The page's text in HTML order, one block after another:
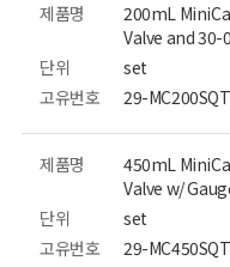
제품명
200mL
Valve and 30-
단위
set
고유번호
29-
제품명
450mL
Valve w/
단위
set
고유번호
29-